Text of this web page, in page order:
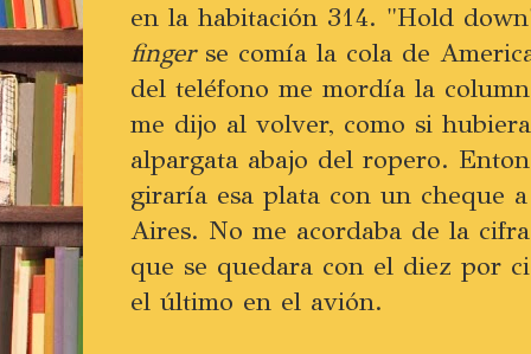
en la habitación 314. "Hold
fingerse comía la cola de
del teléfono me mordía la
me dijo al volver, como si
alpargata abajo del ropero.
giraría esa plata con un cheque
Aires. No me acordaba de la
que se quedara con el diez por
el último en el avión.